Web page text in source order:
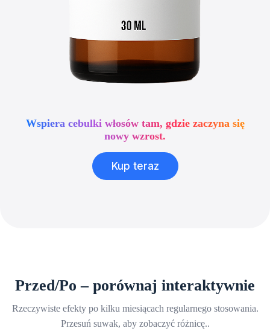
Wspiera cebulki włosów tam, gdzie zaczyna się
nowy wzrost.
Kup teraz
Przed/Po – porównaj interaktywnie
Rzeczywiste efekty po kilku miesiącach regularnego stosowania.
Przesuń suwak, aby zobaczyć różnicę..